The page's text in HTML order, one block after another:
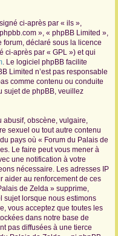
ci-après par « ils »,
», « phpBB Limited »,
déclaré sous la licence
ci-après par « GPL ») et qui
. Le logiciel phpBB facilite
Limited n’est pas responsable
comme contenu ou conduite
sujet de phpBB, veuillez
abusif, obscène, vulgaire,
sexuel ou tout autre contenu
pays où « Forum du Palais de
Le faire peut vous mener à
une notification à votre
nécessaire. Les adresses IP
aider au renforcement de ces
de Zelda » supprime,
sujet lorsque nous estimons
vous acceptez que toutes les
dans notre base de
pas diffusées à une tierce